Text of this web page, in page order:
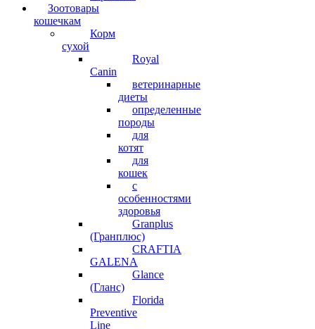
Зоотовары
кошечкам
Корм
сухой
Royal
Canin
ветеринарные
диеты
определенные
породы
для
котят
для
кошек
с
особенностями
здоровья
Granplus
(Гранплюс)
CRAFTIA
GALENA
Glance
(Гланс)
Florida
Preventive
Line